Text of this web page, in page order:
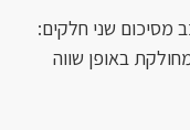
מסיכום שני חלקים:
באופן שווה